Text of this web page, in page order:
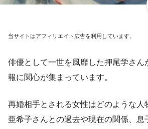
当サイトはアフィリエイト広告を利用しています。
俳優として一世を風靡した押尾学さん
報に関心が集まっています。
再婚相手とされる女性はどのような人
亜希子さんとの過去や現在の関係、息